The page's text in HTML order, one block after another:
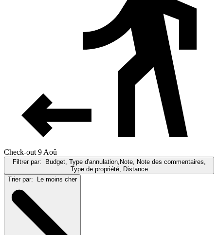
Check-out 9 Aoû
Filtrer par:
Budget, Type d'annulation,Note, Note des commentaires,
Type de propriété, Distance
Trier par:
Le moins cher